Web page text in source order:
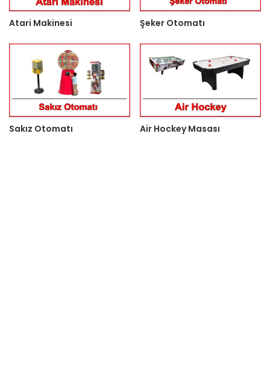
Atari Makinesi Şeker Otomatı
Sakız Otomatı Air Hockey Masası